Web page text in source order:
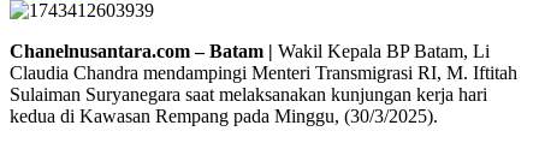
Chanelnusantara.com – Batam | Wakil Kepala BP Batam, Li
Claudia Chandra mendampingi Menteri Transmigrasi RI, M. Iftitah
Sulaiman Suryanegara saat melaksanakan kunjungan kerja hari
kedua di Kawasan Rempang pada Minggu, (30/3/2025).